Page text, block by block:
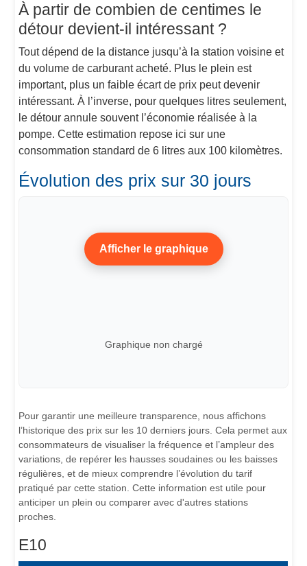
À partir de combien de centimes le
détour devient-il intéressant ?
Tout dépend de la distance jusqu’à la station voisine et
du volume de carburant acheté. Plus le plein est
important, plus un faible écart de prix peut devenir
intéressant. À l’inverse, pour quelques litres seulement,
le détour annule souvent l’économie réalisée à la
pompe. Cette estimation repose ici sur une
consommation standard de 6 litres aux 100 kilomètres.
Évolution des prix sur 30 jours
Afficher le graphique
Graphique non chargé
Pour garantir une meilleure transparence, nous affichons
l’historique des prix sur les 10 derniers jours. Cela permet aux
consommateurs de visualiser la fréquence et l’ampleur des
variations, de repérer les hausses soudaines ou les baisses
régulières, et de mieux comprendre l’évolution du tarif
pratiqué par cette station. Cette information est utile pour
anticiper un plein ou comparer avec d'autres stations
proches.
E10